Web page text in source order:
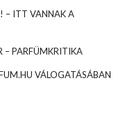
– ITT VANNAK A
– PARFÜMKRITIKA
VÁLOGATÁSÁBAN